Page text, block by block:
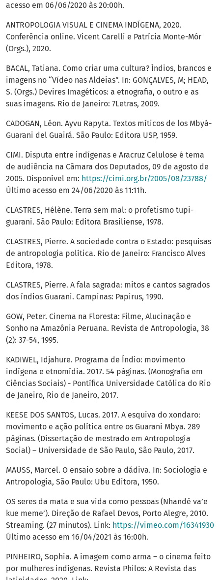
acesso em 06/06/2020 às 20:00h.
ANTROPOLOGIA VISUAL E CINEMA INDÍGENA, 2020.
Conferência online. Vicent Carelli e Patrícia Monte-Mór
(Orgs.), 2020.
BACAL, Tatiana. Como criar uma cultura? Índios, brancos e
imagens no “Vídeo nas Aldeias”. In: GONÇALVES, M; HEAD,
S. (Orgs.) Devires Imagéticos: a etnografia, o outro e as
suas imagens. Rio de Janeiro: 7Letras, 2009.
CADOGAN, Léon. Ayvu Rapyta. Textos míticos de los Mbyá-
Guarani del Guairá. São Paulo: Editora USP, 1959.
CIMI. Disputa entre indígenas e Aracruz Celulose é tema
de audiência na Câmara dos Deputados, 09 de agosto de
2005. Disponível em: https://cimi.org.br/2005/08/23788/
Último acesso em 24/06/2020 às 11:11h.
CLASTRES, Hélène. Terra sem mal: o profetismo tupi-
guarani. São Paulo: Editora Brasiliense, 1978.
CLASTRES, Pierre. A sociedade contra o Estado: pesquisas
de antropologia política. Rio de Janeiro: Francisco Alves
Editora, 1978.
CLASTRES, Pierre. A fala sagrada: mitos e cantos sagrados
dos índios Guarani. Campinas: Papirus, 1990.
GOW, Peter. Cinema na Floresta: Filme, Alucinação e
Sonho na Amazônia Peruana. Revista de Antropologia, 38
(2): 37-54, 1995.
KADIWEL, Idjahure. Programa de Índio: movimento
indígena e etnomídia. 2017. 54 páginas. (Monografia em
Ciências Sociais) - Pontífica Universidade Católica do Rio
de Janeiro, Rio de Janeiro, 2017.
KEESE DOS SANTOS, Lucas. 2017. A esquiva do xondaro:
movimento e ação política entre os Guarani Mbya. 289
páginas. (Dissertação de mestrado em Antropologia
Social) – Universidade de São Paulo, São Paulo, 2017.
MAUSS, Marcel. O ensaio sobre a dádiva. In: Sociologia e
Antropologia, São Paulo: Ubu Editora, 1950.
OS seres da mata e sua vida como pessoas (Nhandé va’e
kue meme’). Direção de Rafael Devos, Porto Alegre, 2010.
Streaming. (27 minutos). Link: https://vimeo.com/16341930
Último acesso em 16/04/2021 às 16:00h.
PINHEIRO, Sophia. A imagem como arma – o cinema feito
por mulheres indígenas. Revista Philos: A Revista das